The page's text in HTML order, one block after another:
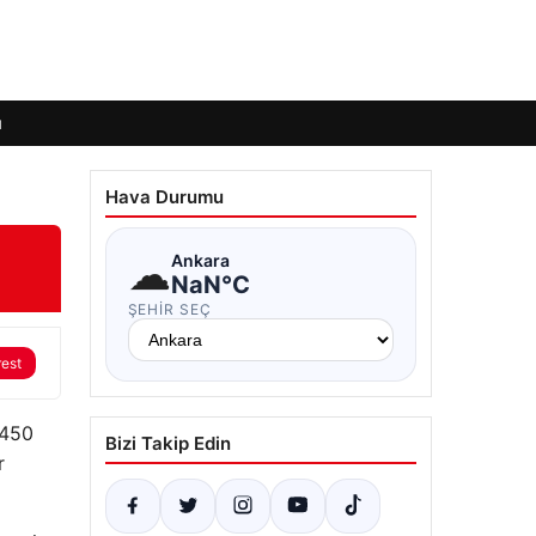
Hava Durumu
☁Ankara
NaN°C
ŞEHIR SEÇ
Bizi Takip Edin